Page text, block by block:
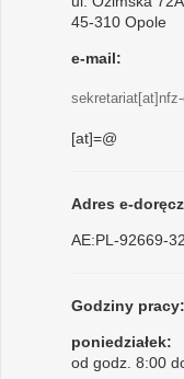
45-310 Opole
e-mail:
[at]=@
Adres e-
AE:PL-92669-
Godziny pracy:
poniedziałek:
od godz. 8:00